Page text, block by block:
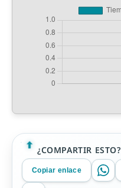
¿COMPARTIR ESTO?
Copiar enlace